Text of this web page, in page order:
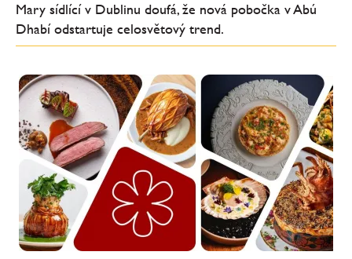
Mary sídlící v Dublinu doufá, že nová pobočka v Abú
Dhabí odstartuje celosvětový trend.